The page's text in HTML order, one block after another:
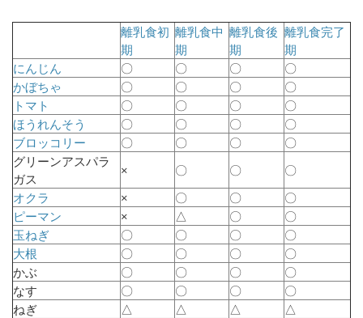
離乳食初
期
離乳食中
期
離乳食後
期
離乳食完了
期
にんじん
〇 〇 〇
〇
かぼちゃ
〇 〇 〇
〇
トマト
〇 〇 〇
〇
ほうれんそう
〇 〇 〇
〇
ブロッコリー
〇 〇 〇
〇
グリーンアスパラ
ガス
× 〇 〇
〇
オクラ
× 〇 〇
〇
ピーマン
× △ 〇
〇
玉ねぎ
〇 〇 〇
〇
大根
〇 〇 〇
〇
かぶ
〇 〇 〇
〇
なす
〇 〇 〇
〇
ねぎ
△ △ △
△